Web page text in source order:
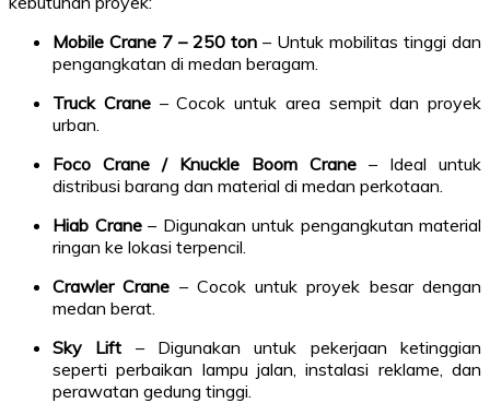
Mobile Crane 7 – 250 ton – Untuk mobilitas tinggi dan
pengangkatan di medan beragam.
Truck Crane– Cocok untuk area sempit dan proyek
urban.
Foco Crane / Knuckle Boom Crane – Ideal untuk
distribusi barang dan material di medan perkotaan.
Hiab Crane– Digunakan untuk pengangkutan material
ringan ke lokasi terpencil.
Crawler Crane – Cocok untuk proyek besar dengan
medan berat.
Sky Lift – Digunakan untuk pekerjaan ketinggian
seperti perbaikan lampu jalan, instalasi reklame, dan
perawatan gedung tinggi.